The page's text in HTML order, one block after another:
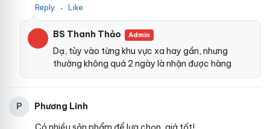
Reply ● Like
BS Thanh Thảo Admin
Dạ, tùy vào từng khu vực xa hay gần, nhưng
thường không quá 2 ngày là nhận được hàng
P
Phương Linh